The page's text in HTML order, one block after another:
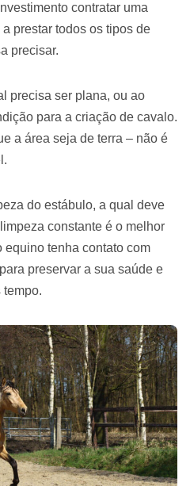
contratar uma
prestar todos os tipos de
precisar.
precisa ser plana, ou ao
para a criação de cavalo.
a área seja de terra – não é
do estábulo, a qual deve
constante é o melhor
equino tenha contato com
preservar a sua saúde e
tempo.